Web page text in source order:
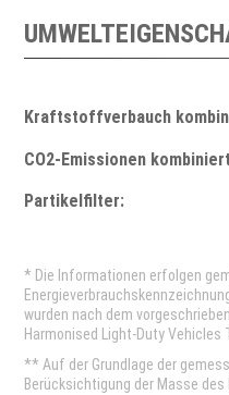
Kraftstoffverbauch
CO2-Emissionen
Partikelfilter:
* Die Informationen erfolgen
wurden nach dem
Harmonised Light-Duty Vehicles
** Auf der Grundlage der
Berücksichtigung der Masse